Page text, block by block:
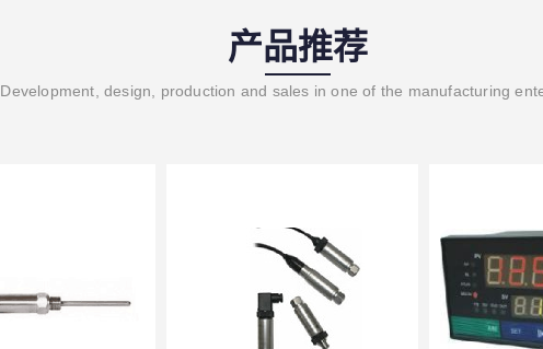
产品推荐
Development, design, production and sales in one of the manufacturing